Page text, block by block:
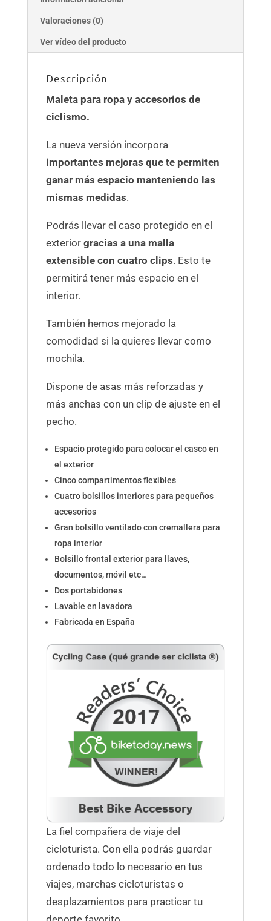
Valoraciones (0)
Ver vídeo del producto
Descripción
Maleta para ropa y accesorios de
ciclismo.
La nueva versión incorpora
importantes mejoras que te permiten
ganar más espacio manteniendo las
mismas medidas.
Podrás llevar el caso protegido en el
exterior gracias a una malla
extensible con cuatro clips. Esto te
permitirá tener más espacio en el
interior.
También hemos mejorado la
comodidad si la quieres llevar como
mochila.
Dispone de asas más reforzadas y
más anchas con un clip de ajuste en el
pecho.
Espacio protegido para colocar el casco en
el exterior
Cinco compartimentos flexibles
Cuatro bolsillos interiores para pequeños
accesorios
Gran bolsillo ventilado con cremallera para
ropa interior
Bolsillo frontal exterior para llaves,
documentos, móvil etc…
Dos portabidones
Lavable en lavadora
Fabricada en España
La fiel compañera de viaje del
cicloturista. Con ella podrás guardar
ordenado todo lo necesario en tus
viajes, marchas cicloturistas o
desplazamientos para practicar tu